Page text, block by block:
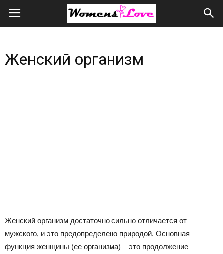
Женская
всем
Женский организм
Женский организм достаточно сильно отличается от
мужского, и это предопределено природой. Основная
функция женщины (ее организма) – это продолжение